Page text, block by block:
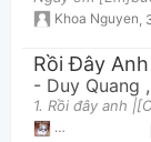
Khoa Nguyen
Rồi Đây
- Duy Quang ,
Vương Thiện